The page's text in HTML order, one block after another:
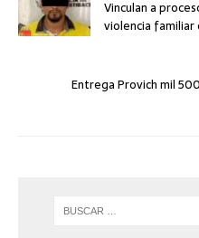
Vinculan a
violencia familiar
Entrega Provich mil